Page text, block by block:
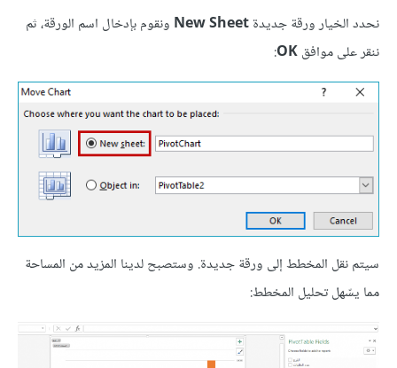
نحدد الخيار ورقة جديدة
ونقوم بإدخال اسم الورقة، ثم
ننقر على موافقOK
:
سيتم نقل المخطط إلى ورقة جديدة. وستصبح لدينا المزيد من المساحة
مما يسّهل تحليل المخطط: